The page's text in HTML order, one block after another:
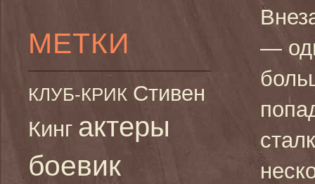
МЕТКИ
КЛУБ-КРИК Стивен
Кинг актеры
боевик
—